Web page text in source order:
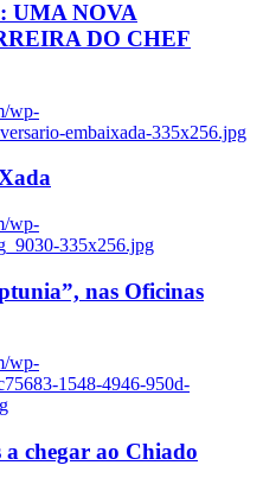
UMA NOVA
DO CHEF
wp-
embaixada-335x256.jpg
wp-
335x256.jpg
nas Oficinas
wp-
1548-4946-950d-
a chegar ao Chiado